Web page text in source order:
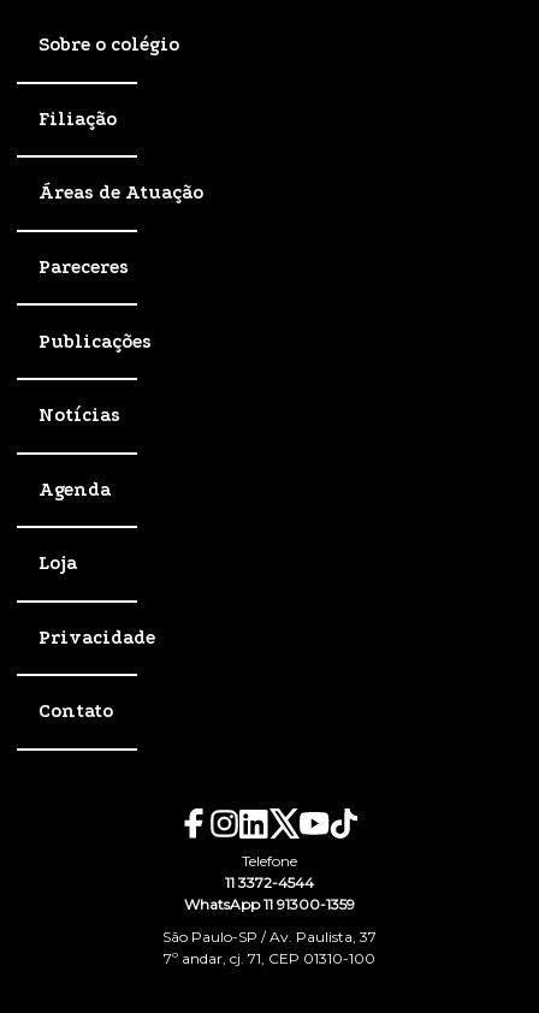
Sobre o colégio
Filiação
Áreas de Atuação
Pareceres
Publicações
Notícias
Agenda
Loja
Privacidade
Contato
Telefone
11 3372-4544
WhatsApp 11 91300-1359
São Paulo-SP / Av. Paulista, 37
7º andar, cj. 71, CEP 01310-100